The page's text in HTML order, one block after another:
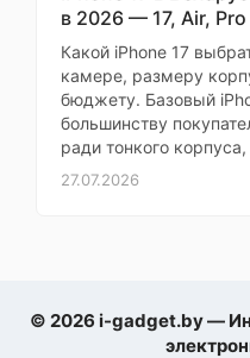
Самовывозе
заранее
разрешение видео
Быстрая зарядка
Беспроводная
зарядка
Поддержка карт
Голосовые вызовы
мерцает,
устают.
защита от
хотелось бы
пластика в
остальном
1 из 3
в 2026 — 17, Air,
Какой iPhone 17
камере, размеру
бюджету. Базовый
большинству
ради тонкого
27.07.2026
© 2026 i-gadget.by —